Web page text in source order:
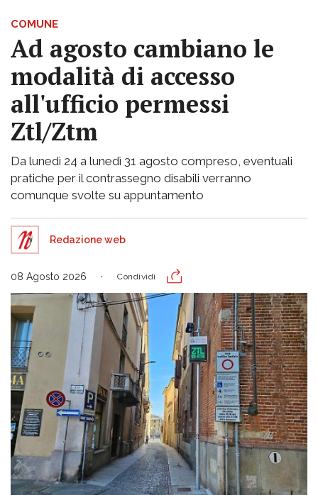
COMUNE
Ad agosto cambiano le
modalità di accesso
all'ufficio permessi
Ztl/Ztm
Da lunedì 24 a lunedì 31 agosto compreso, eventuali
pratiche per il contrassegno disabili verranno
comunque svolte su appuntamento
Redazione web
08 Agosto 2026 Condividi